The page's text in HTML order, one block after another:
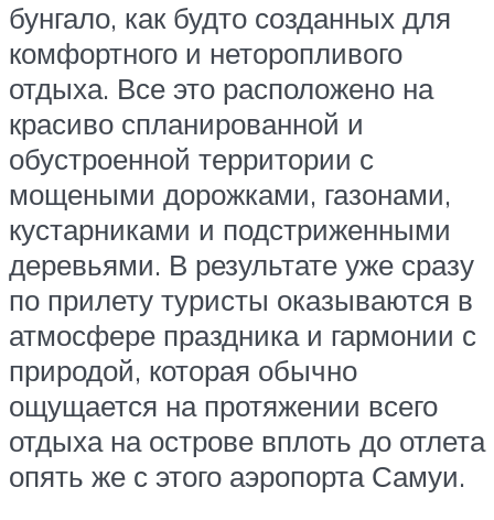
бунгало, как будто созданных для
комфортного и неторопливого
отдыха. Все это расположено на
красиво спланированной и
обустроенной территории с
мощеными дорожками, газонами,
кустарниками и подстриженными
деревьями. В результате уже сразу
по прилету туристы оказываются в
атмосфере праздника и гармонии с
природой, которая обычно
ощущается на протяжении всего
отдыха на острове вплоть до отлета
опять же с этого аэропорта Самуи.